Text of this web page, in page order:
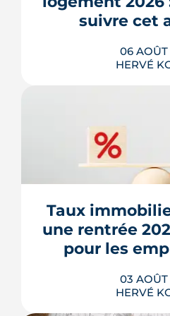
suivre cet
06
HERVÉ
Après un printemps
l'automne 2026 sera
pour le logement.
parlementaires, du
qui devient
les propriétaires, les
acheteurs.
LIRE
Taux
une rentrée
pour les
03
HERVÉ